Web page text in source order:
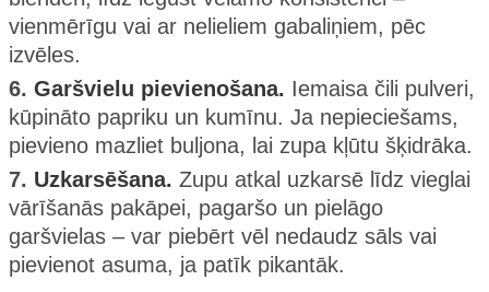
vienmērīgu vai ar nelieliem gabaliņiem, pēc
izvēles.
6. Garšvielu pievienošana. Iemaisa čili pulveri,
kūpināto papriku un kumīnu. Ja nepieciešams,
pievieno mazliet buljona, lai zupa kļūtu šķidrāka.
7. Uzkarsēšana. Zupu atkal uzkarsē līdz vieglai
vārīšanās pakāpei, pagaršo un pielāgo
garšvielas – var piebērt vēl nedaudz sāls vai
pievienot asuma, ja patīk pikantāk.